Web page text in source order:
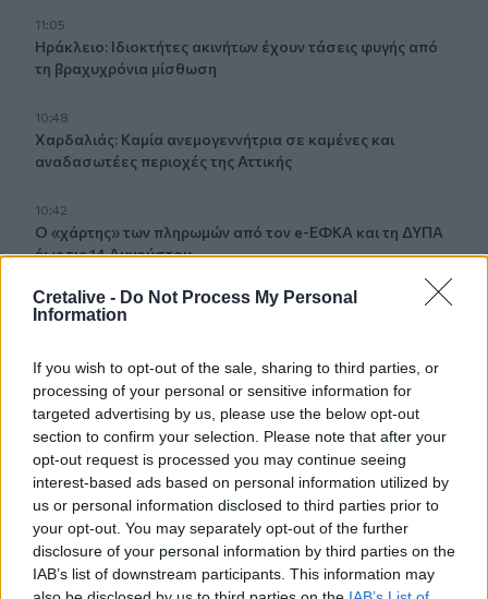
Cretalive - Do Not Process My Personal
Information
If you wish to opt-out of the sale, sharing to third parties, or
processing of your personal or sensitive information for
targeted advertising by us, please use the below opt-out
section to confirm your selection. Please note that after your
opt-out request is processed you may continue seeing
interest-based ads based on personal information utilized by
us or personal information disclosed to third parties prior to
your opt-out. You may separately opt-out of the further
disclosure of your personal information by third parties on the
IAB’s list of downstream participants. This information may
11:05
Ηράκλειο: Ιδιοκτήτες ακινήτων έχουν τάσεις φυγής από
τη βραχυχρόνια μίσθωση
10:48
Χαρδαλιάς: Καμία ανεμογεννήτρια σε καμένες και
αναδασωτέες περιοχές της Αττικής
10:42
Ο «χάρτης» των πληρωμών από τον e-ΕΦΚΑ και τη ΔΥΠΑ
έως τις 14 Αυγούστου
10:40
Γαύδος: Επιχείρηση διάσωσης 31χρονης από δύσβατο
10:33
Marfin: «Δεν υπάρχει ταυτοποίηση» λέει ο δικηγόρος της
46χρονης
10:25
Δημήτρης Παπαμιχαήλ: Το «λεβεντόπαιδο» που έγραψε
τη δική του ιστορία στο ελληνικό σινεμά (video)
10:19